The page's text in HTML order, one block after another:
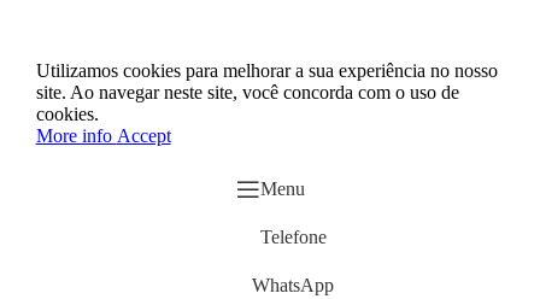
Utilizamos cookies para melhorar a sua experiência no nosso
site. Ao navegar neste site, você concorda com o uso de
cookies.
More info Accept
Menu
Telefone
WhatsApp